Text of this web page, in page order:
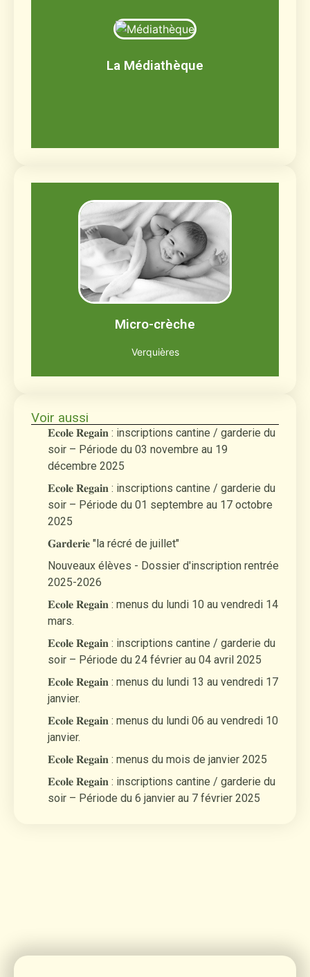
La Médiathèque
Médiathèque
Livres, BD, documentaires, jeux de société,
Micro-crèche
Verquières
Le jardin de Malou
Jusqu'à 12 enfants âgés de 2 mois et demi
à 3 ans
Découvrir
Voir aussi
𝐄𝐜𝐨𝐥𝐞 𝐑𝐞𝐠𝐚𝐢𝐧 : inscriptions cantine / garderie du
soir – Période du 03 novembre au 19
décembre 2025
𝐄𝐜𝐨𝐥𝐞 𝐑𝐞𝐠𝐚𝐢𝐧 : inscriptions cantine / garderie du
soir – Période du 01 septembre au 17 octobre
2025
𝐆𝐚𝐫𝐝𝐞𝐫𝐢𝐞 "la récré de juillet"
Nouveaux élèves - Dossier d'inscription rentrée
2025-2026
𝐄𝐜𝐨𝐥𝐞 𝐑𝐞𝐠𝐚𝐢𝐧 : menus du lundi 10 au vendredi 14
mars.
𝐄𝐜𝐨𝐥𝐞 𝐑𝐞𝐠𝐚𝐢𝐧 : inscriptions cantine / garderie du
soir – Période du 24 février au 04 avril 2025
𝐄𝐜𝐨𝐥𝐞 𝐑𝐞𝐠𝐚𝐢𝐧 : menus du lundi 13 au vendredi 17
janvier.
𝐄𝐜𝐨𝐥𝐞 𝐑𝐞𝐠𝐚𝐢𝐧 : menus du lundi 06 au vendredi 10
janvier.
𝐄𝐜𝐨𝐥𝐞 𝐑𝐞𝐠𝐚𝐢𝐧 : menus du mois de janvier 2025
𝐄𝐜𝐨𝐥𝐞 𝐑𝐞𝐠𝐚𝐢𝐧 : inscriptions cantine / garderie du
soir – Période du 6 janvier au 7 février 2025